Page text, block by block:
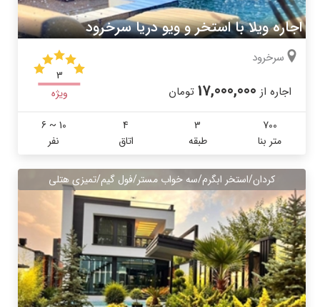
اجاره ویلا با استخر و ویو دریا سرخرود
سرخرود
اجاره از 17,000,000 تومان
3
ویژه
700
متر بنا
3
طبقه
4
اتاق
6 ~ 10
نفر
کردان/استخر ابگرم/سه خواب مستر/فول گیم/تمیزی هتلی